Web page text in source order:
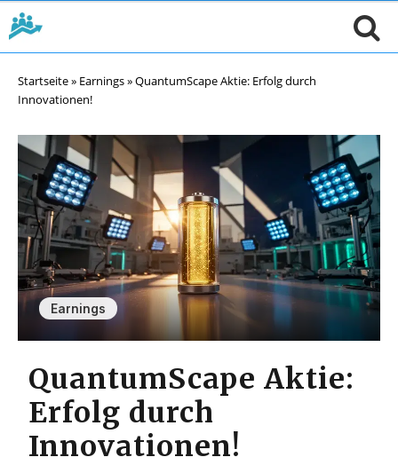
Startseite» Earnings»QuantumScape Aktie: Erfolg durch
Innovationen!
Earnings
QuantumScape Aktie:
Erfolg durch
Innovationen!